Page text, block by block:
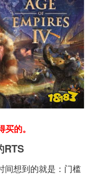
的。
RTS
间想到的就是：门槛